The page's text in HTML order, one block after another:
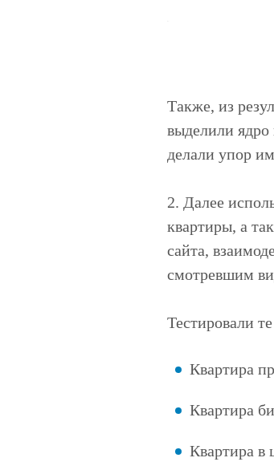
Также, из
выделили
делали упор
2. Далее
квартиры, а
сайта,
смотревшим
Тестировали
Квартира
Квартира
Квартира в